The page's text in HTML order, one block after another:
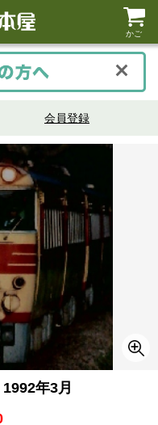
かご
会員登録
年3月